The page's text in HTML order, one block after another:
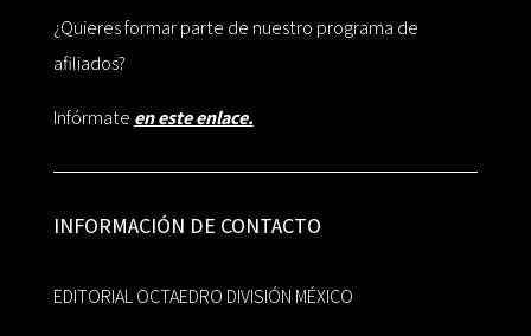
¿Quieres formar parte de nuestro programa de
afiliados?
Infórmate en este enlace.
INFORMACIÓN DE CONTACTO
EDITORIAL OCTAEDRO DIVISIÓN MÉXICO